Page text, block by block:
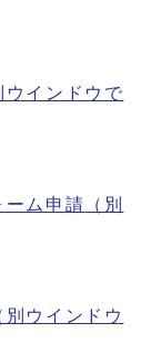
ウインドウで
ーム申請 （別
別ウインドウ